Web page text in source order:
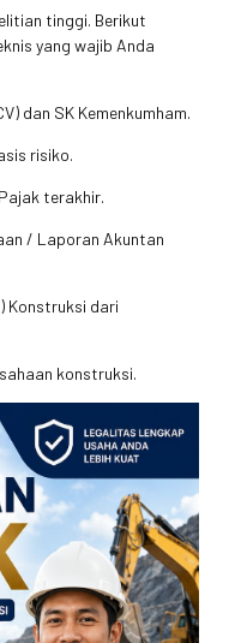
tinggi. Berikut
yang wajib Anda
dan SK Kemenkumham.
risiko.
terakhir.
/ Laporan Akuntan
Konstruksi dari
konstruksi.